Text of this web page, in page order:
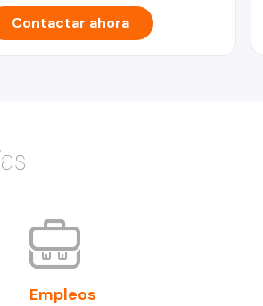
Contactar ahora
Empleos